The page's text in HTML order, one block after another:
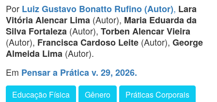
Por Luiz Gustavo Bonatto Rufino (Autor), Lara
Vitória Alencar Lima (Autor), Maria Eduarda da
Silva Fortaleza (Autor), Torben Alencar Vieira
(Autor), Francisca Cardoso Leite (Autor), George
Almeida Lima (Autor).
Em Pensar a Prática v. 29, 2026.
Educação Física Gênero Práticas Corporais